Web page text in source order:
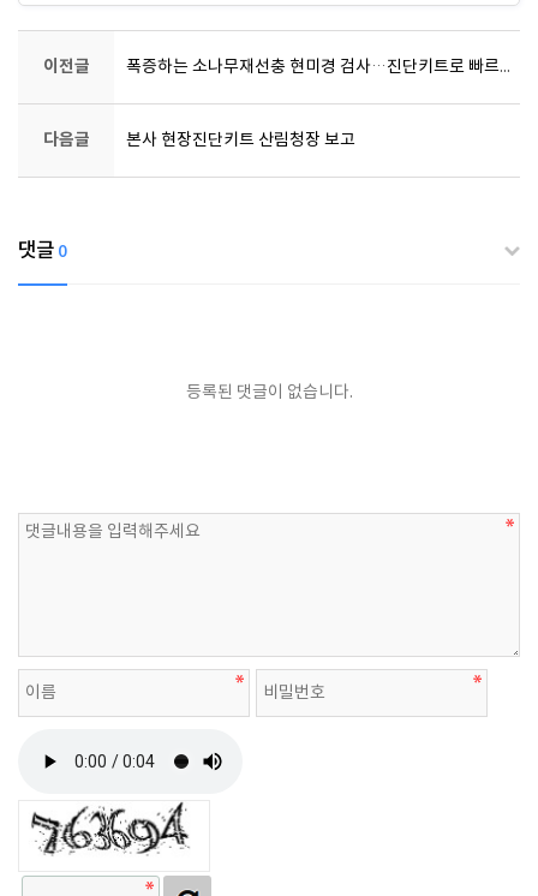
이전글 폭증하는 소나무재선충 현미경 검사…진단키트로 빠르고 정확하게 --코사이언스 진단기기 및 키트 언론노출
다음글 본사 현장진단키트 산림청장 보고
댓글 0
등록된 댓글이 없습니다.